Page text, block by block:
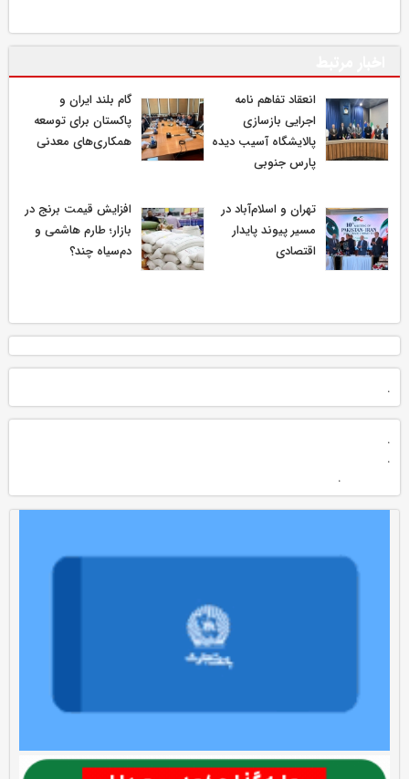
انعقاد تفاهم نامه
اجرایی بازسازی
پالایشگاه آسیب دیده
پارس جنوبی
گام بلند ایران و
پاکستان برای توسعه
همکاری‌های معدنی
تهران و اسلام‌آباد در
مسیر پیوند پایدار
اقتصادی
افزایش قیمت برنج در
بازار؛ طارم هاشمی و
دم‌سیاه چند؟
.
.
.
.